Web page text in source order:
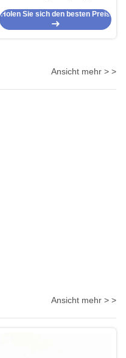
Holen Sie sich den besten Preis
Ansicht mehr > >
Ansicht mehr > >